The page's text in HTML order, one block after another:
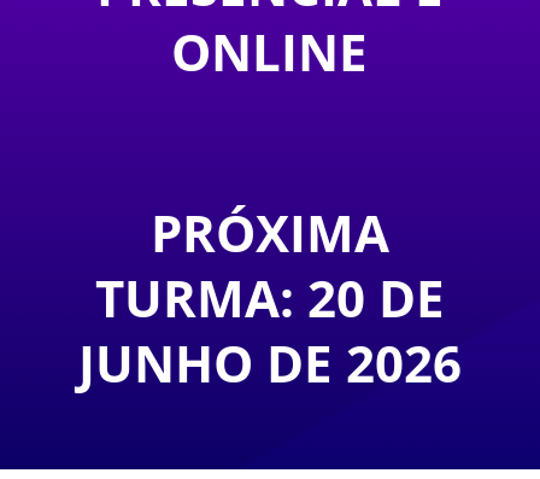
ONLINE
PRÓXIMA
TURMA: 20 DE
JUNHO DE 2026